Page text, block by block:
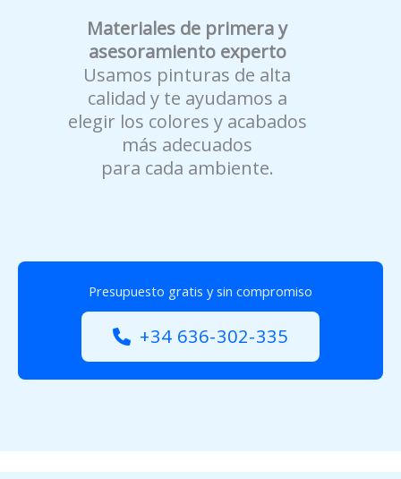
Materiales de primera y
asesoramiento experto
Usamos pinturas de alta
calidad y te ayudamos a
elegir los colores y acabados
más adecuados
para cada ambiente.
Presupuesto gratis y sin compromiso
+34 636-302-335